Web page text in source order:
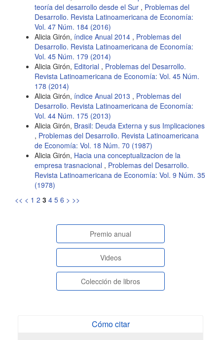
teoría del desarrollo desde el Sur , Problemas del
Desarrollo. Revista Latinoamericana de Economía:
Vol. 47 Núm. 184 (2016)
Alicia Girón, índice Anual 2014 , Problemas del
Desarrollo. Revista Latinoamericana de Economía:
Vol. 45 Núm. 179 (2014)
Alicia Girón, Editorial , Problemas del Desarrollo.
Revista Latinoamericana de Economía: Vol. 45 Núm.
178 (2014)
Alicia Girón, índice Anual 2013 , Problemas del
Desarrollo. Revista Latinoamericana de Economía:
Vol. 44 Núm. 175 (2013)
Alicia Girón, Brasil: Deuda Externa y sus Implicaciones
, Problemas del Desarrollo. Revista Latinoamericana
de Economía: Vol. 18 Núm. 70 (1987)
Alicia Girón, Hacia una conceptualizacion de la
empresa trasnacional , Problemas del Desarrollo.
Revista Latinoamericana de Economía: Vol. 9 Núm. 35
(1978)
<< < 1 2 3 4 5 6 > >>
paginasespeciales
Premio anual
Videos
Colección de libros
Cómo citar